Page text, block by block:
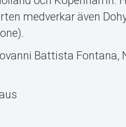
medverkar även
Battista Fontana,